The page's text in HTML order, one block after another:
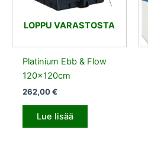
LOPPU VARASTOSTA
Platinium Ebb & Flow
120x120cm
262,00€
Lue lisää